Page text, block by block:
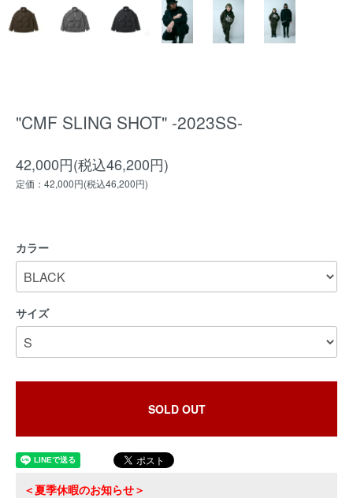
"CMF SLING SHOT" -2023SS-
42,000円(税込46,200円)
定価：42,000円(税込46,200円)
カラー
サイズ
SOLD OUT
＜夏季休暇のお知らせ＞